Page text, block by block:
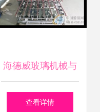
海德威玻璃机械与
世界同步
查看详情